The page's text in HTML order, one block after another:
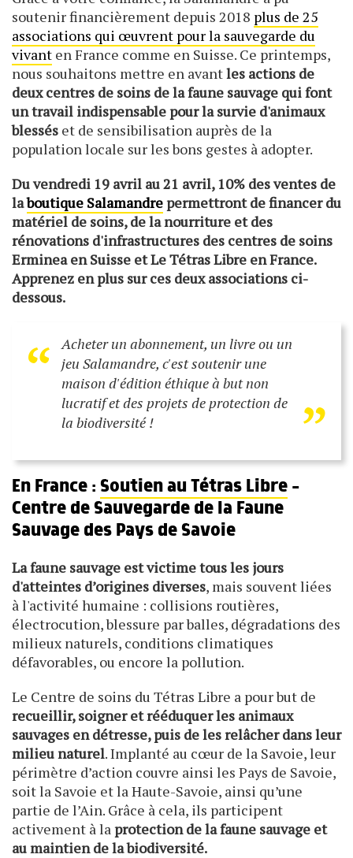
soutenir financièrement depuis 2018 plus de 25
associations qui œuvrent pour la sauvegarde du
vivant en France comme en Suisse. Ce printemps,
nous souhaitons mettre en avantles actions de
deux centres de soins de la faune sauvage qui font
un travail indispensable pour la survie d'animaux
blessés et de sensibilisation auprès de la
population locale sur les bons gestes à adopter.
Du vendredi 19 avril au 21 avril, 10% des ventes de
laboutique Salamandrepermettront de financer du
matériel de soins, de la nourriture et des
rénovations d'infrastructures des centres de soins
Erminea en Suisse et Le Tétras Libre en France.
Apprenez en plus sur ces deux associations ci-
dessous.
“
Acheter un abonnement, un livre ou un
jeu Salamandre, c'est soutenir une
maison d'édition éthique à but non
lucratif et des projets de protection de
la biodiversité !
„
En France : Soutien au Tétras Libre -
Centre de Sauvegarde de la Faune
Sauvage des Pays de Savoie
La faune sauvage est victime tous les jours
d'atteintes d’origines diverses, mais souvent liées
à l'activité humaine : collisions routières,
électrocution, blessure par balles, dégradations des
milieux naturels, conditions climatiques
défavorables, ou encore la pollution.
Le Centre de soins du Tétras Libre a pour but de
recueillir, soigner et rééduquer les animaux
sauvages en détresse, puis de les relâcher dans leur
milieu naturel. Implanté au cœur de la Savoie, leur
périmètre d’action couvre ainsi les Pays de Savoie,
soit la Savoie et la Haute-Savoie, ainsi qu’une
partie de l’Ain. Grâce à cela, ils participent
activement à la protection de la faune sauvage et
au maintien de la biodiversité.